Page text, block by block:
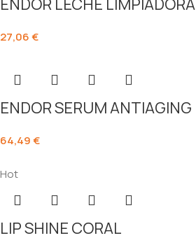
27,06€
ENDOR SERUM ANTIAGING
64,49€
Hot
LIP SHINE CORAL